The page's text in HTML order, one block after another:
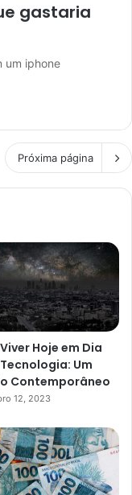
gastaria
um iphone
Próxima página
Hoje em Dia
Um
Contemporâneo
12, 2023